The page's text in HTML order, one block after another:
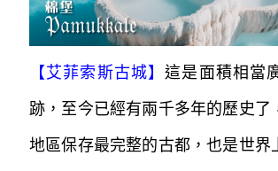
【艾菲索斯古城】這是面積相當
跡，至今已經有兩千多年的歷史了
地區保存最完整的古都，也是世界